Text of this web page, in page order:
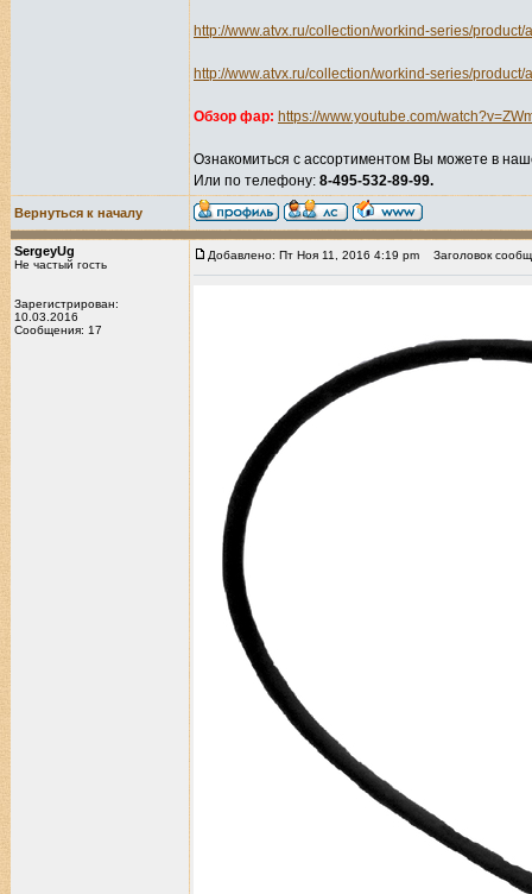
http://www.atvx.ru/collection/workind-series/
http://www.atvx.ru/collection/workind-series/
Обзор фар: https://www.youtube.com/
Ознакомиться с ассортиментом Вы можете в
Или по телефону: 8-495-532-89-99.
Вернуться к началу
SergeyUg
Не частый гость
Зарегистрирован:
10.03.2016
Сообщения: 17
Добавлено: Пт Ноя 11, 2016 4:19 pm Заголовок